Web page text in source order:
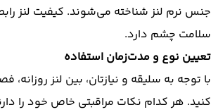
جنس نرم لنز شناخته می‌شوند. کیفیت لنز
سلامت چشم دارد.
تعیین نوع و مدت‌زمان استفاده
با توجه به سلیقه و نیازتان، بین لنز روزانه،
کنید. هر کدام نکات مراقبتی خاص خود را